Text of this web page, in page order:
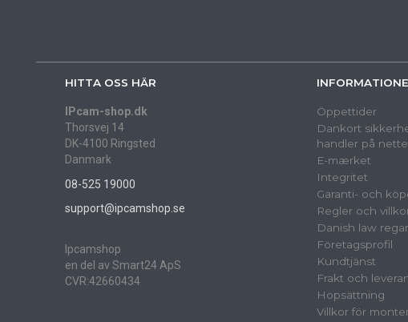
HITTA OSS HÄR
IPcam-shop.dk
Thorsvej 14
DK-4100 Ringsted
Danmark
08-525 19000
support@ipcamshop.se
Ipcamshop
en del av Smart24 ApS
CVR:42660434
Öppettider
Dankort
handler på
E-mærket
Integritet
Garanti- och
Regler och
Danish law
Företagsprofil
Kundtjänst
Frakt och
Hopsättning
Villkor för